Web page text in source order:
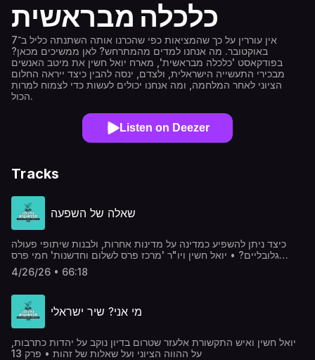
כלכלה מבראשית
אין עוררין על כך שהמציאות כפי שהכרנו אותה השתנתה כליל ב־7
באוקטובר. מה אנחנו למדים מהמתרחש? לאן ממשיכים מכאן?
בפודקאסט 'כלכלה מבראשית', מארח יואל חשין את מיטב האנשים
מבכירי התעשייה הישראלית, ולצדם, ינסה להבין כיצד ייראה החלום
הציוני לאחר המלחמה, ומה אנחנו יכולים לעשות כדי לצמוח למרות
הכול.
Listen on Deezer
Tracks
שאלה של השפעה
כיצד ניתן להשפיע כמדינה על מדינות אחרות, ולבנות שיתופי פעולה
גלובליים? • יואל חשין ויו"ר 'מרכז פרס לשלום וחדשנות' חמי פרס
הסבירו • פרק 14
4/26/26 • 66:18
מי אני? שיר ישראלי
יואל חשין ואיש התקשורת אלעזר שטרום בדיון נוקב על יהדות כתרבות,
על ההווה הציוני ועל שאלות של זהות • פרק 13